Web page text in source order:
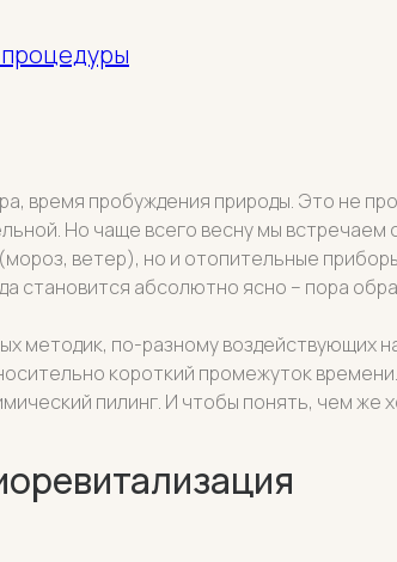
время пробуждения природы. Это не
Но чаще всего весну мы
ветер), но и отопительные
становится абсолютно ясно – пора
методик, по-разному воздействующих
короткий промежуток
пилинг. И чтобы понять, чем же